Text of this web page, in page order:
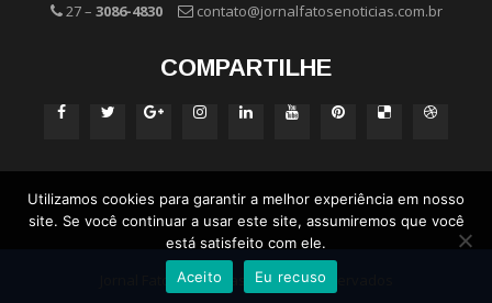
27 – 3086-4830 contato@jornalfatosenoticias.com.br
COMPARTILHE
Jornal Fatos e Notícias - Direitos Reservados
Utilizamos cookies para garantir a melhor experiência em nosso
site. Se você continuar a usar este site, assumiremos que você
está satisfeito com ele.
Aceito
Eu recuso